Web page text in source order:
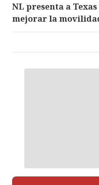
NL presenta a
mejorar la